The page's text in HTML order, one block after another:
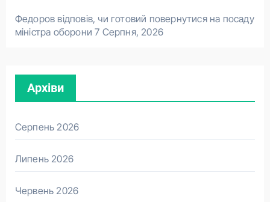
Федоров відповів, чи готовий повернутися на посаду
міністра оборони 7 Серпня, 2026
Архіви
Серпень 2026
Липень 2026
Червень 2026